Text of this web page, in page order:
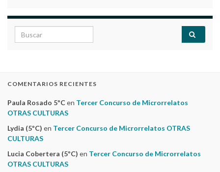
Search for:
COMENTARIOS RECIENTES
Paula Rosado 5ºCen Tercer Concurso de Microrrelatos
OTRAS CULTURAS
Lydia (5ºC) en Tercer Concurso de Microrrelatos OTRAS
CULTURAS
Lucia Cobertera (5ºC) en Tercer Concurso de Microrrelatos
OTRAS CULTURAS